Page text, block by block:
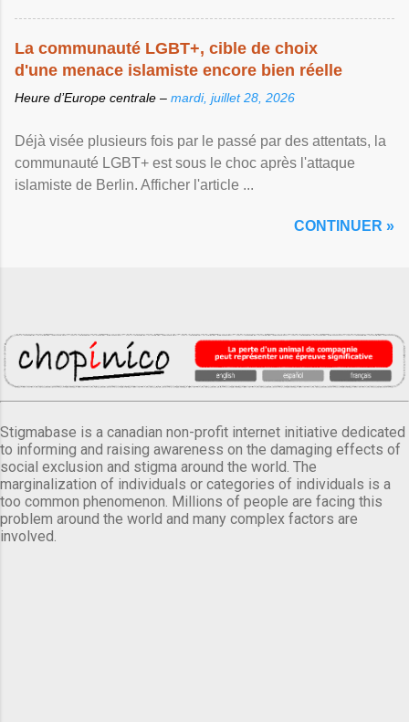
La communauté LGBT+, cible de choix
d'une menace islamiste encore bien réelle
Heure d’Europe centrale – mardi, juillet 28, 2026
Déjà visée plusieurs fois par le passé par des attentats, la
communauté LGBT+ est sous le choc après l'attaque
islamiste de Berlin. Afficher l'article ...
CONTINUER »
Stigmabase is a canadian non-profit internet initiative dedicated
to informing and raising awareness on the damaging effects of
social exclusion and stigma around the world. The
marginalization of individuals or categories of individuals is a
too common phenomenon. Millions of people are facing this
problem around the world and many complex factors are
involved.